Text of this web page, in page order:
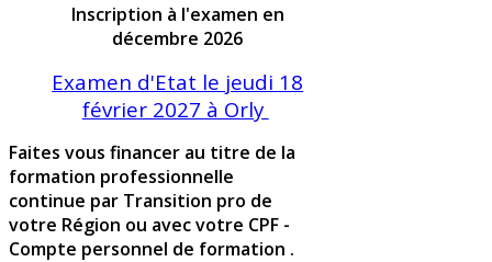
Inscription à l'examen en
décembre 2026
Examen d'Etat le jeudi 18
février 2027 à Orly
Faites vous financer au titre de la
formation professionnelle
continue par Transition pro de
votre Région ou avec votre CPF -
Compte personnel de formation .